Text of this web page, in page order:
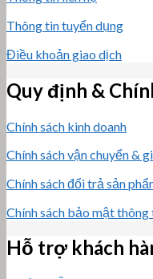
Thông tin tuyển dụng
Điều khoản giao dịch
Quy định &
Chính sách kinh doanh
Chính sách vận chuyển &
Chính sách đổi trả sản
Chính sách bảo mật thông
Hỗ trợ khách